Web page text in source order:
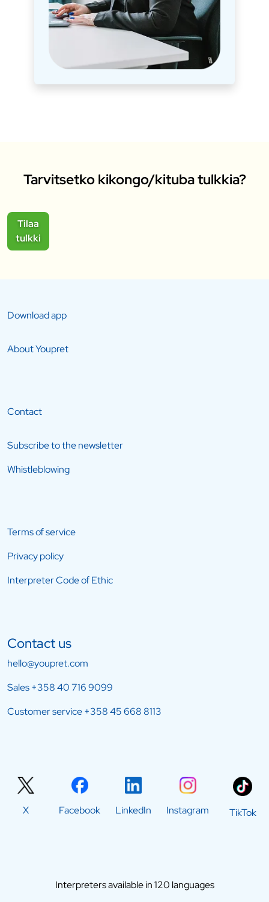
Tarvitsetko kikongo/kituba tulkkia?
Tilaa
tulkki
Download app
About Youpret
Contact
Subscribe to the newsletter
Whistleblowing
Terms of service
Privacy policy
Interpreter Code of Ethic
Contact us
hello@youpret.com
Sales+358 40 716 9099
Customer service+358 45 668 8113
X Facebook LinkedIn Instagram TikTok
Interpreters available in 120 languages